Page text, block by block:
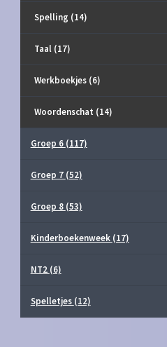
Spelling (14)
Taal (17)
Werkboekjes (6)
Woordenschat (14)
Groep 6 (117)
Groep 7 (52)
Groep 8 (53)
Kinderboekenweek (17)
NT2 (6)
Spelletjes (12)